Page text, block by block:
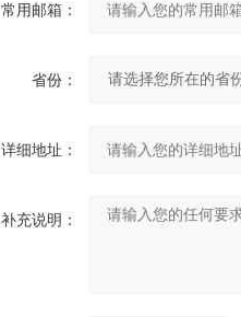
常用邮箱：
省份：
详细地址：
补充说明：